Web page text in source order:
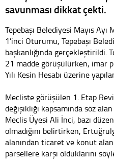
savunması dikkat çekti.
Tepebaşı Belediyesi Mayıs Ayı
1’inci Oturumu, Tepebaşı
başkanlığında gerçekleştirildi.
21 madde görüşülürken, imar
Yılı Kesin Hesabı üzerine
Mecliste görüşülen 1. Etap
değişikliği kapsamında söz
Meclis Üyesi Ali İnci, bazı
olmadığını belirtirken,
alanından ticaret ve konut
parsellere karşı olduklarını